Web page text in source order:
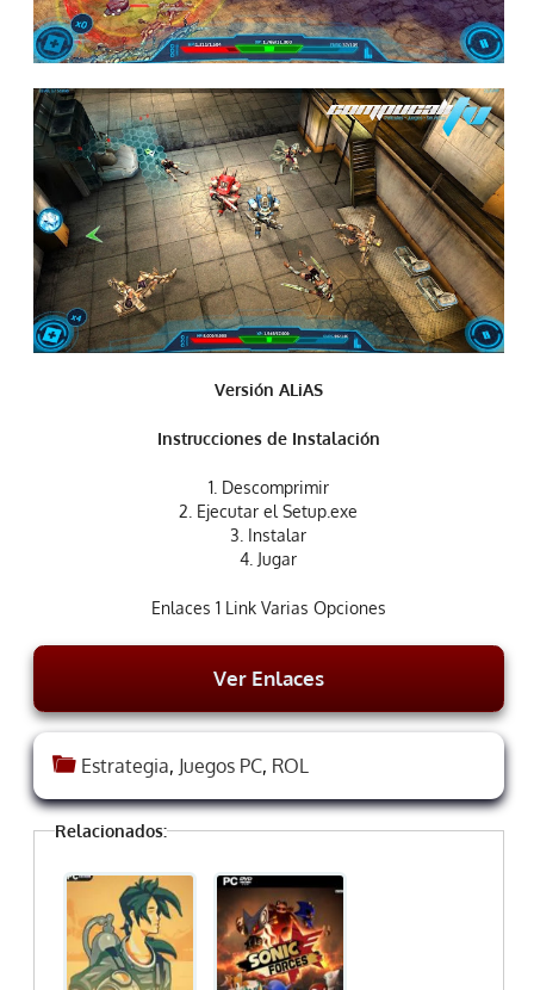
Versión ALiAS
Instrucciones de Instalación
1. Descomprimir
2. Ejecutar el Setup.exe
3. Instalar
4. Jugar
Enlaces 1 Link Varias Opciones
Ver Enlaces
Estrategia, Juegos PC, ROL
Relacionados: